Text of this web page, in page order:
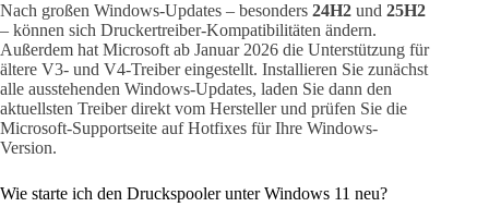
Nach großen Windows-Updates – besonders 24H2 und 25H2
– können sich Druckertreiber-Kompatibilitäten ändern.
Außerdem hat Microsoft ab Januar 2026 die Unterstützung für
ältere V3- und V4-Treiber eingestellt. Installieren Sie zunächst
alle ausstehenden Windows-Updates, laden Sie dann den
aktuellsten Treiber direkt vom Hersteller und prüfen Sie die
Microsoft-Supportseite auf Hotfixes für Ihre Windows-
Version.
Wie starte ich den Druckspooler unter Windows 11 neu?